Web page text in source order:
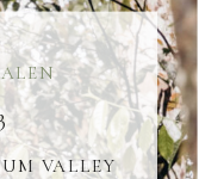
VALLEY